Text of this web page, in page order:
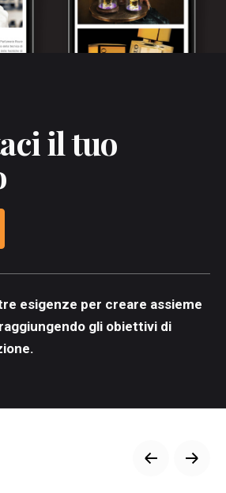
il tuo
esigenze per creare assieme
raggiungendo gli obiettivi di
.